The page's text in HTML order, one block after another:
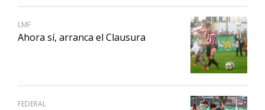
LMF
Ahora sí, arranca el Clausura
FEDERAL